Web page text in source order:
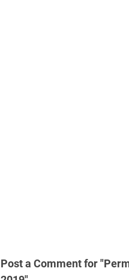
Post a Comment for